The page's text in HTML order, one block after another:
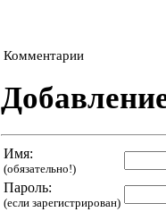
Комментарии
Имя:
(обязательно!)
Пароль:
(если зарегистрирован)